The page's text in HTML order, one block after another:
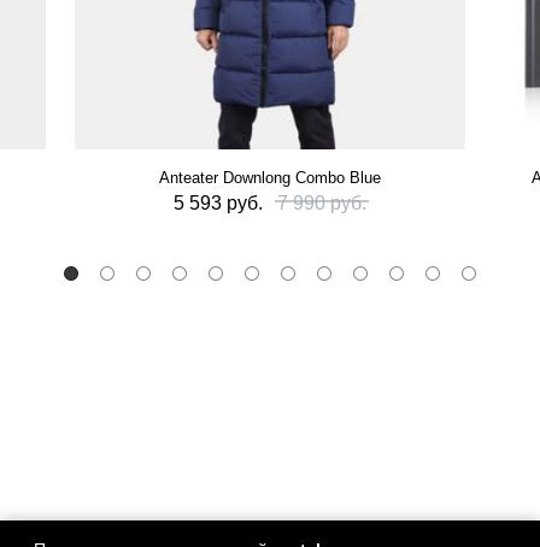
Anteater Downlong Combo Blue
5 593 руб. 7 990 руб.